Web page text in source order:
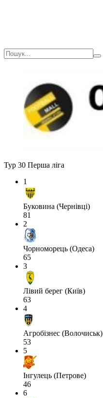
Тур 30 Перша ліга
1
Буковина (Чернівці)
81
2
Чорноморець (Одеса)
65
3
Лівий берег (Київ)
63
4
Агробізнес (Волочиськ)
53
5
Інгулець (Петрове)
46
6